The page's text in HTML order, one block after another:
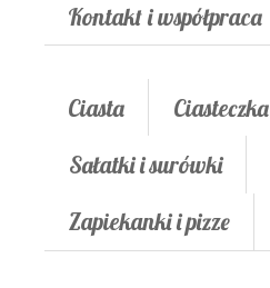
Kontakt i współpraca
Ciasta Ciasteczka
Sałatki i surówki
Zapiekanki i pizze